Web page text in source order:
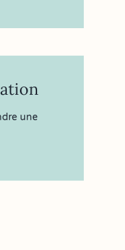
une